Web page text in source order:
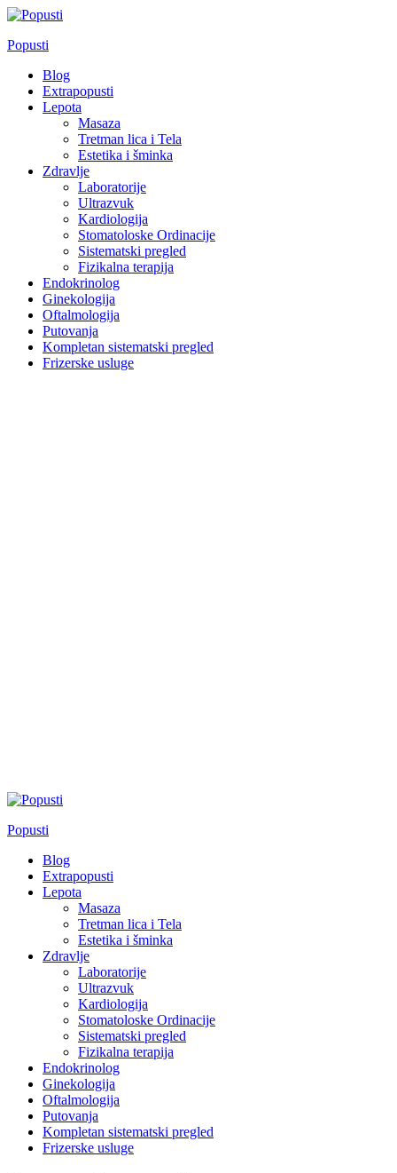
Skip
content
Popusti
Blog
Extrapopusti
Lepota
Masaza
Tretman lica i Tela
Estetika i šminka
Zdravlje
Laboratorije
Ultrazvuk
Kardiologija
Stomatoloske Ordinacije
Sistematski pregled
Fizikalna terapija
Endokrinolog
Ginekologija
Oftalmologija
Putovanja
Kompletan sistematski pregled
Frizerske usluge
Popusti
Blog
Extrapopusti
Lepota
Masaza
Tretman lica i Tela
Estetika i šminka
Zdravlje
Laboratorije
Ultrazvuk
Kardiologija
Stomatoloske Ordinacije
Sistematski pregled
Fizikalna terapija
Endokrinolog
Ginekologija
Oftalmologija
Putovanja
Kompletan sistematski pregled
Frizerske usluge